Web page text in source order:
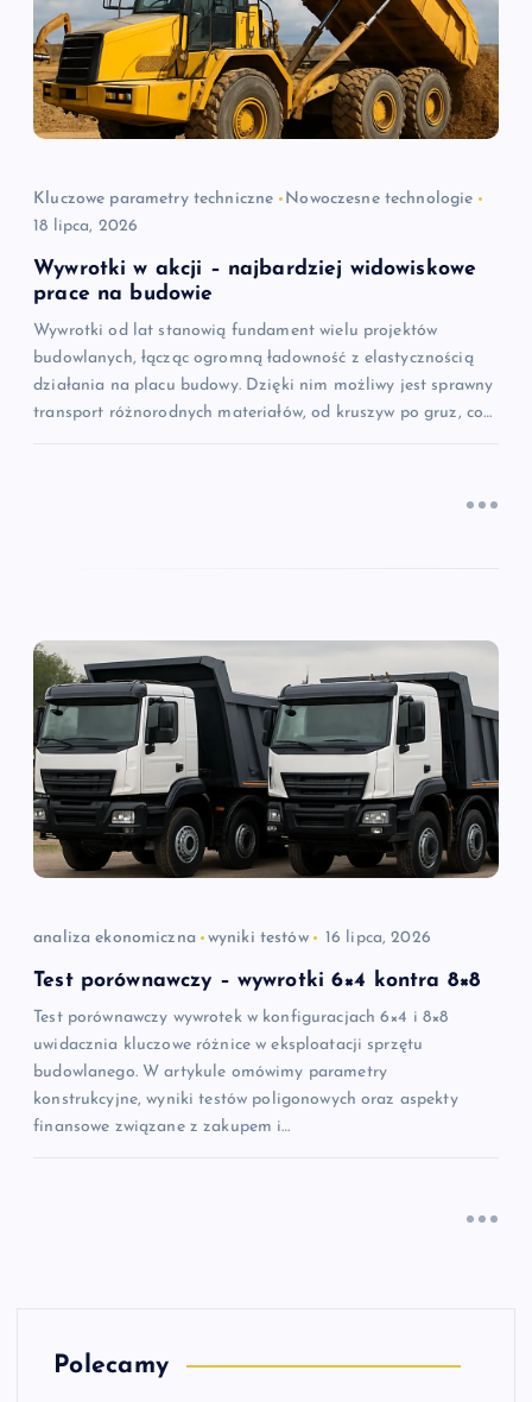
a
w
p
s
u
Kluczowe parametry techniczne
Nowoczesne technologie
18 lipca, 2026
Wywrotki w akcji – najbardziej widowiskowe
prace na budowie
Wywrotki od lat stanowią fundament wielu projektów
budowlanych, łącząc ogromną ładowność z elastycznością
działania na placu budowy. Dzięki nim możliwy jest sprawny
transport różnorodnych materiałów, od kruszyw po gruz, co…
analiza ekonomiczna wyniki testów 16 lipca, 2026
Test porównawczy – wywrotki 6×4 kontra 8×8
Test porównawczy wywrotek w konfiguracjach 6×4 i 8×8
uwidacznia kluczowe różnice w eksploatacji sprzętu
budowlanego. W artykule omówimy parametry
konstrukcyjne, wyniki testów poligonowych oraz aspekty
finansowe związane z zakupem i…
Polecamy